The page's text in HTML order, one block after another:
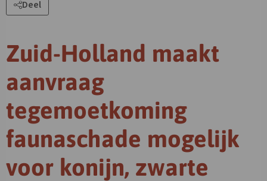
Deel
Zuid-Holland maakt
aanvraag
tegemoetkoming
faunaschade mogelijk
voor konijn, zwarte